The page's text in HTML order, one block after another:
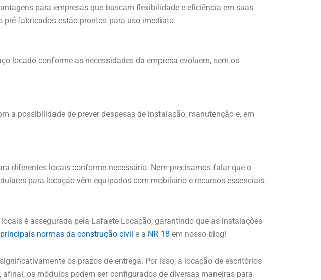
para empresas que buscam flexibilidade e eficiência em suas
pré-fabricados estão prontos para uso imediato.
locado conforme as necessidades da empresa evoluem, sem os
a possibilidade de prever despesas de instalação, manutenção e, em
diferentes locais conforme necessário. Nem precisamos falar que o
para locação vêm equipados com mobiliário e recursos essenciais.
é assegurada pela Lafaete Locação, garantindo que as instalações
normas da construção civil e a NR 18 em nosso blog!
os prazos de entrega. Por isso, a locação de escritórios
os módulos podem ser configurados de diversas maneiras para